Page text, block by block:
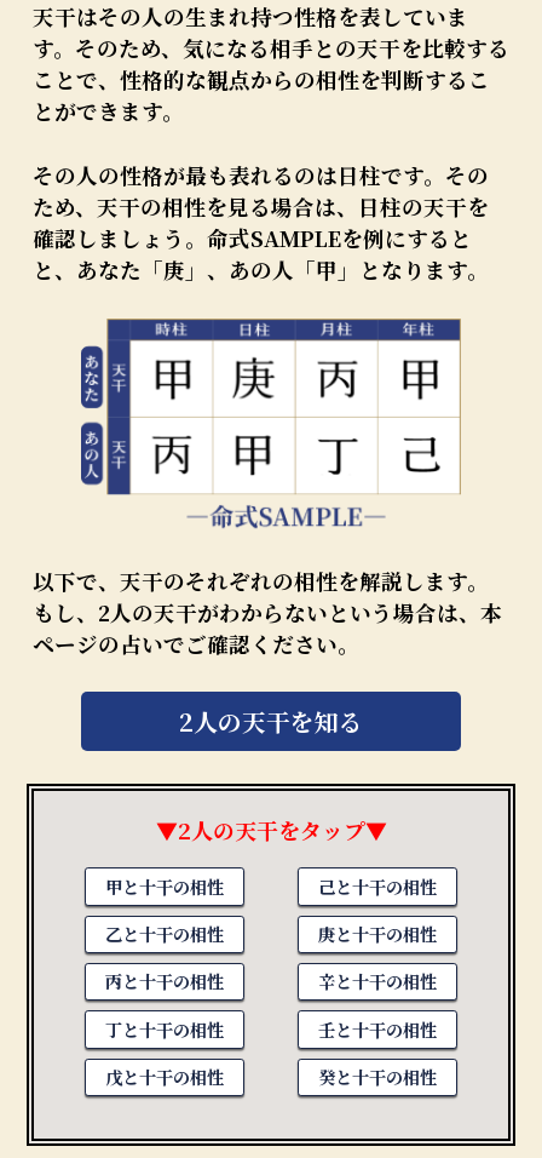
天干はその人の生まれ持つ性格を表していま
す。そのため、気になる相手との天干を比較する
ことで、性格的な観点からの相性を判断するこ
とができます。
その人の性格が最も表れるのは日柱です。その
ため、天干の相性を見る場合は、日柱の天干を
確認しましょう。命式SAMPLEを例にすると
と、あなた「庚」、あの人「甲」となります。
以下で、天干のそれぞれの相性を解説します。
もし、2人の天干がわからないという場合は、本
ページの占いでご確認ください。
2人の天干を知る
▼2人の天干をタップ▼
甲と十干の相性
乙と十干の相性
丙と十干の相性
丁と十干の相性
戊と十干の相性
己と十干の相性
庚と十干の相性
辛と十干の相性
壬と十干の相性
癸と十干の相性